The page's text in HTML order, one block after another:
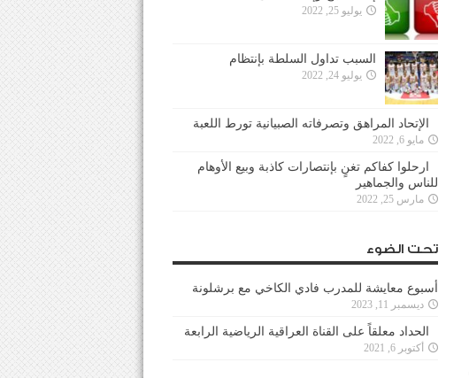
يوليو 25, 2022
السبب تداول السلطة بإنتظام
يوليو 24, 2022
الإتحاد المراهق وتصرفاته الصبيانية تورط اللعبة
مايو 6, 2022
ارحلوا كفاكم تغنٍ بإنتصارات كاذبة وبيع الأوهام
للناس والجماهير
مارس 25, 2022
تحت الضوء
أسبوع معايشة للمدرب فادي الكاخي مع برشلونة
ديسمبر 11, 2023
الحداد معلقاً على القناة العراقية الرياضية الرابعة
أكتوبر 6, 2021